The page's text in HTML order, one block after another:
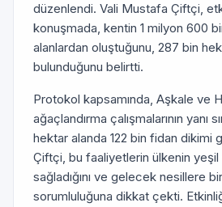
düzenlendi. Vali Mustafa Çiftçi,
konuşmada, kentin 1 milyon 600
alanlardan oluştuğunu, 287 bin
bulunduğunu belirtti.
Protokol kapsamında, Aşkale ve
ağaçlandırma çalışmalarının yanı
hektar alanda 122 bin fidan dikimi
Çiftçi, bu faaliyetlerin ülkenin yeşil
sağladığını ve gelecek nesillere
sorumluluğuna dikkat çekti.